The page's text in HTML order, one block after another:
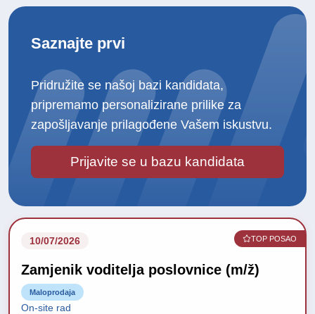
Saznajte prvi
Pridružite se našoj bazi kandidata,
pripremamo personalizirane prilike za
zapošljavanje prilagođene Vašem iskustvu.
Prijavite se u bazu kandidata
10/07/2026 TOP POSAO
Zamjenik voditelja poslovnice (m/ž)
Maloprodaja
On-site rad